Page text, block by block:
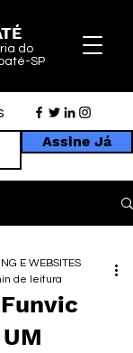
do
SP
Assine Já
E WEBSITES
de leitura